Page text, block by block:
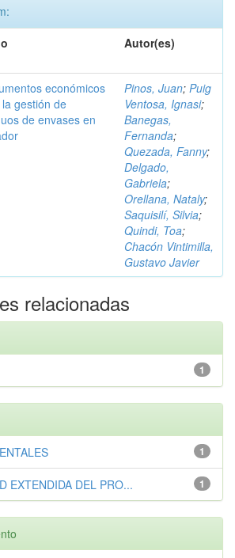
Autor(es)
económicos
gestión de
de envases en
Pinos, Juan; Puig
Ventosa, Ignasi;
Banegas,
Fernanda;
Quezada, Fanny;
Delgado,
Gabriela;
Orellana, Nataly;
Saquisilí, Silvia;
Quindi, Toa;
Chacón Vintimilla,
Gustavo Javier
relacionadas
1
1
1
EXTENDIDA DEL PRO...